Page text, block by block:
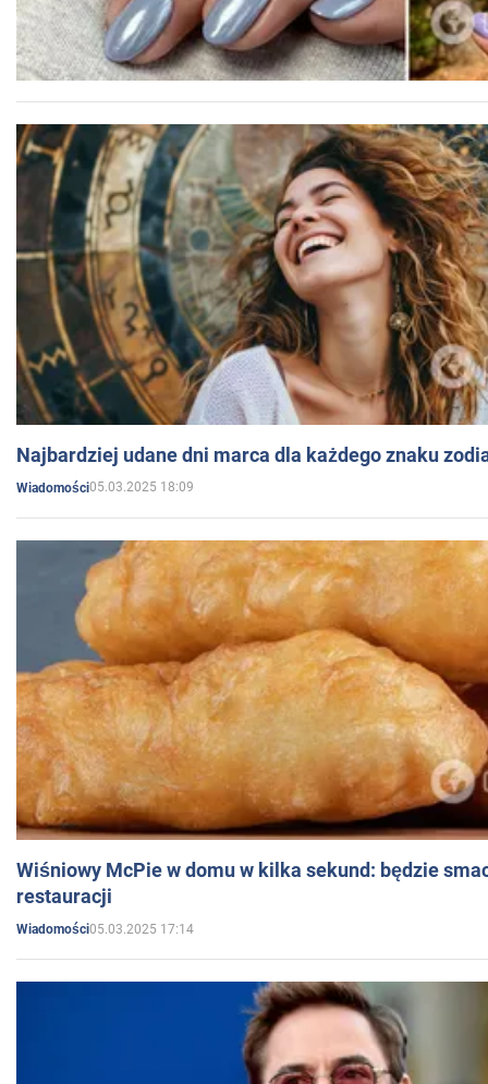
Najbardziej udane dni marca dla każdego znaku
Wiadomości05.03.2025 18:09
Wiśniowy McPie w domu w kilka sekund: będzie
restauracji
Wiadomości05.03.2025 17:14